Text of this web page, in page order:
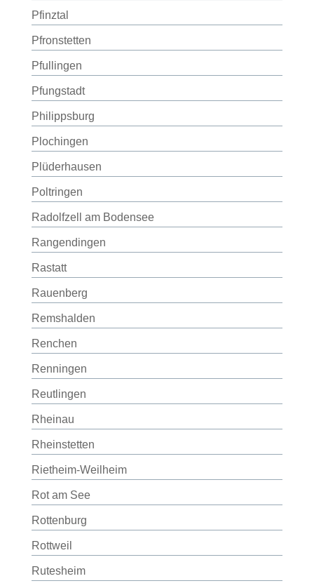
Pfinztal
Pfronstetten
Pfullingen
Pfungstadt
Philippsburg
Plochingen
Plüderhausen
Poltringen
Radolfzell am Bodensee
Rangendingen
Rastatt
Rauenberg
Remshalden
Renchen
Renningen
Reutlingen
Rheinau
Rheinstetten
Rietheim-Weilheim
Rot am See
Rottenburg
Rottweil
Rutesheim